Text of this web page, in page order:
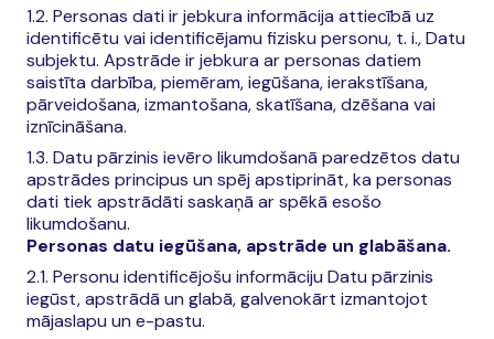
1.2. Personas dati ir jebkura informācija attiecībā uz
identificētu vai identificējamu fizisku personu, t. i., Datu
subjektu. Apstrāde ir jebkura ar personas datiem
saistīta darbība, piemēram, iegūšana, ierakstīšana,
pārveidošana, izmantošana, skatīšana, dzēšana vai
iznīcināšana.
1.3. Datu pārzinis ievēro likumdošanā paredzētos datu
apstrādes principus un spēj apstiprināt, ka personas
dati tiek apstrādāti saskaņā ar spēkā esošo
likumdošanu.
Personas datu iegūšana, apstrāde un glabāšana.
2.1. Personu identificējošu informāciju Datu pārzinis
iegūst, apstrādā un glabā, galvenokārt izmantojot
mājaslapu un e-pastu.